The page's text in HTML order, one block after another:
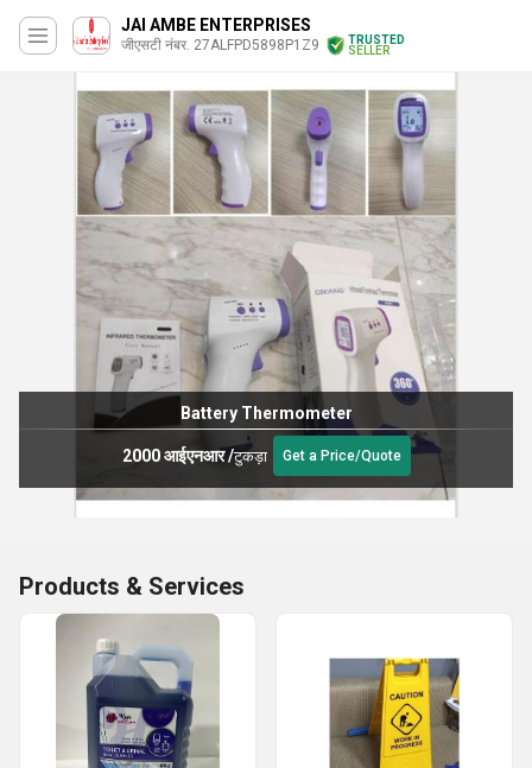
JAI AMBE ENTERPRISES
जीएसटी नंबर. 27ALFPD5898P1Z9
TRUSTED
SELLER
Battery Thermometer
2000 आईएनआर/टुकड़ा Get a Price/Quote
Products & Services